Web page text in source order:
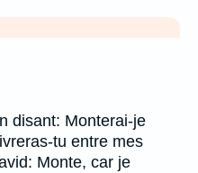
disant: Monterai-je
tu entre mes
Monte, car je